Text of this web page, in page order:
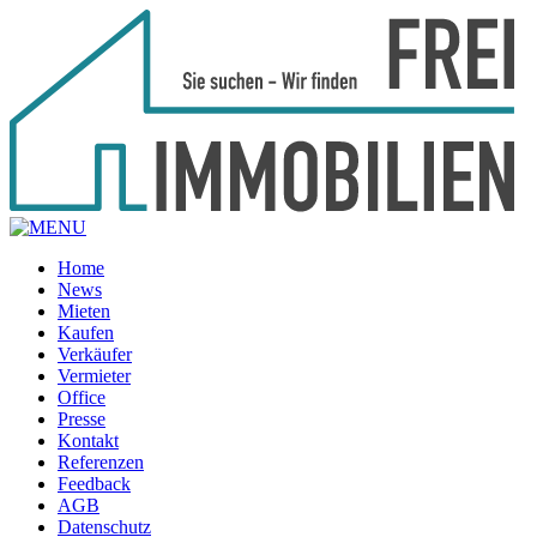
Home
News
Mieten
Kaufen
Verkäufer
Vermieter
Office
Presse
Kontakt
Referenzen
Feedback
AGB
Datenschutz